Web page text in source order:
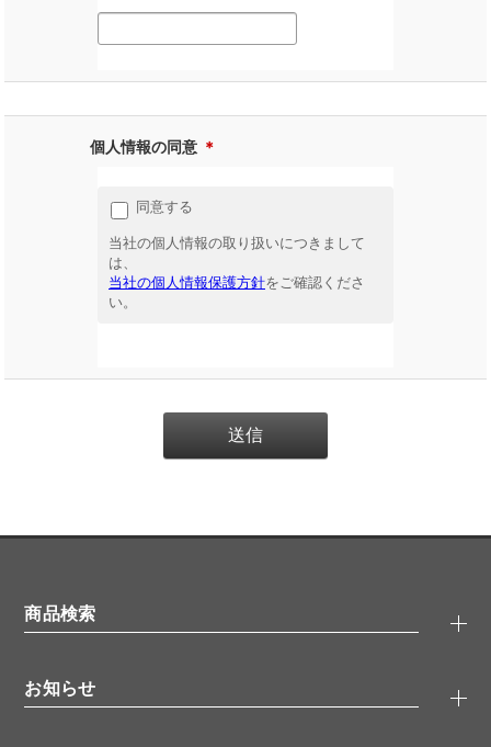
個人情報の同意 ＊
同意する
当社の個人情報の取り扱いにつきまして
は、
当社の個人情報保護方針をご確認くださ
い。
商品検索
タンパク質検索
お知らせ